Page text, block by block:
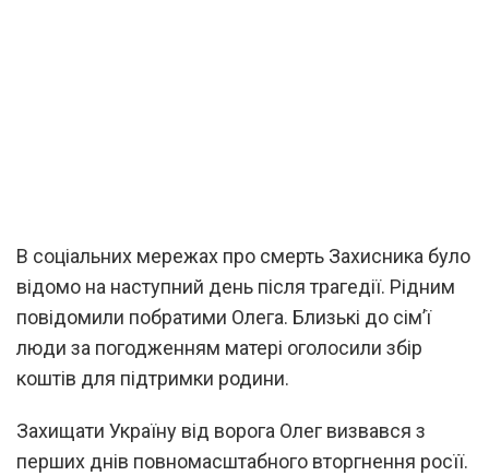
В соціальних мережах про смерть Захисника було
відомо на наступний день після трагедії. Рідним
повідомили побратими Олега. Близькі до сім’ї
люди за погодженням матері оголосили збір
коштів для підтримки родини.
Захищати Україну від ворога Олег визвався з
перших днів повномасштабного вторгнення росїї.